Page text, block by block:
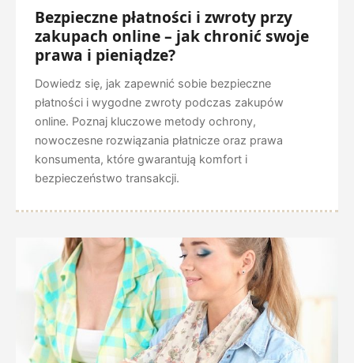
Bezpieczne płatności i zwroty przy
zakupach online – jak chronić swoje
prawa i pieniądze?
Dowiedz się, jak zapewnić sobie bezpieczne
płatności i wygodne zwroty podczas zakupów
online. Poznaj kluczowe metody ochrony,
nowoczesne rozwiązania płatnicze oraz prawa
konsumenta, które gwarantują komfort i
bezpieczeństwo transakcji.